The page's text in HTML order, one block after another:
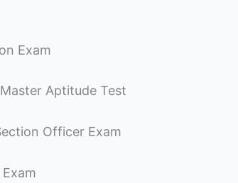
Exam
Master Aptitude Test
Officer Exam
Exam